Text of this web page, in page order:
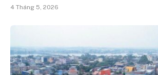
4 Tháng 5, 2026